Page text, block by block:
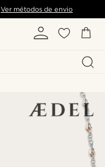
Ver métodos de envio